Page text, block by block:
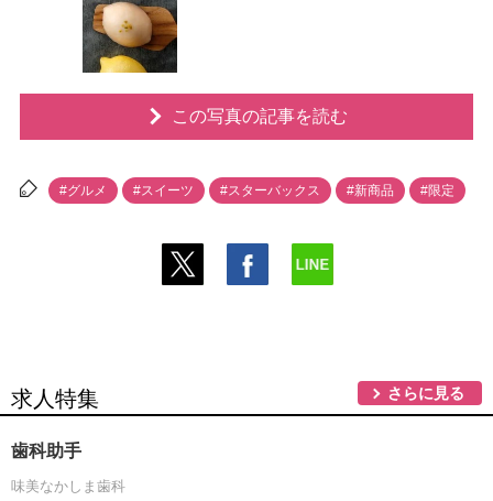
この写真の記事を読む
#グルメ #スイーツ #スターバックス #新商品 #限定
求人特集 さらに見る
歯科助手
味美なかしま歯科